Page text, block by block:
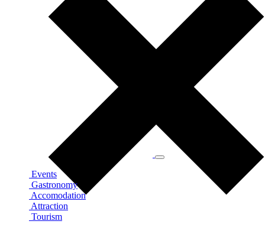
Events
Gastronomy
Accomodation
Attraction
Tourism